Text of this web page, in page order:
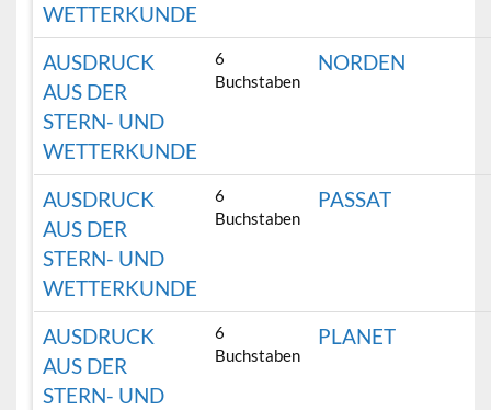
WETTERKUNDE
AUSDRUCK
AUS DER
STERN- UND
WETTERKUNDE
6
Buchstaben
NORDEN
AUSDRUCK
AUS DER
STERN- UND
WETTERKUNDE
6
Buchstaben
PASSAT
AUSDRUCK
AUS DER
STERN- UND
6
Buchstaben
PLANET